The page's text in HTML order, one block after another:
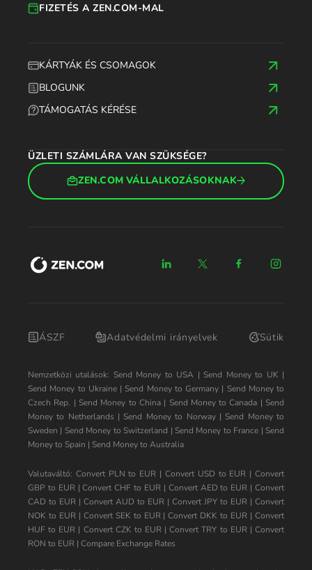
KÁRTYÁK ÉS CSOMAGOK
BLOGUNK
TÁMOGATÁS KÉRÉSE
FIZETÉS A ZEN.COM-MAL
ÜZLETI SZÁMLÁRA VAN SZÜKSÉGE?
ZEN.COM VÁLLALKOZÁSOKNAK
ÁSZF Adatvédelmi irányelvek Sütik
Nemzetközi utalások: Send Money to USA | Send Money to UK |
Send Money to Ukraine| Send Money to Germany | Send Money to
Czech Rep. | Send Money to China| Send Money to Canada | Send
Money to Netherlands | Send Money to Norway| Send Money to
Sweden | Send Money to Switzerland | Send Money to France | Send
Money to Spain | Send Money to Australia
Valutaváltó: Convert PLN to EUR | Convert USD to EUR |Convert
GBP to EUR|Convert CHF to EUR | Convert AED to EUR |Convert
CAD to EUR | Convert AUD to EUR | Convert JPY to EUR | Convert
NOK to EUR| Convert SEK to EUR|Convert DKK to EUR |Convert
HUF to EUR | Convert CZK to EUR |Convert TRY to EUR|Convert
RON to EUR | Compare Exchange Rates